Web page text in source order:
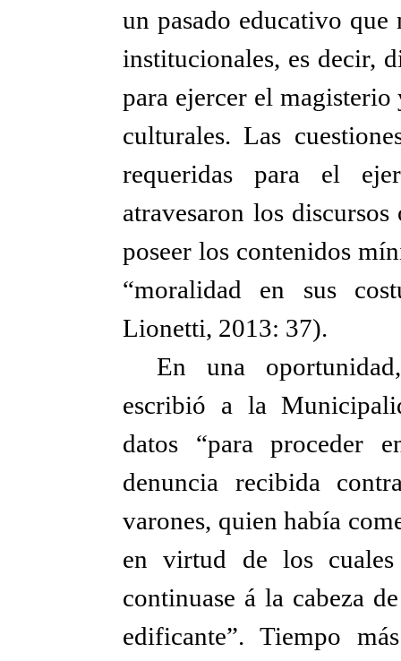
un pasado educativo
institucionales, es decir,
para ejercer el
culturales. Las
requeridas para el
atravesaron los
poseer los contenidos
“moralidad en sus
Lionetti, 2013: 37).
En una
escribió a la
datos “para proceder
denuncia recibida
varones, quien había
en virtud de los cuales
continuase á la cabeza
edificante”. Tiempo